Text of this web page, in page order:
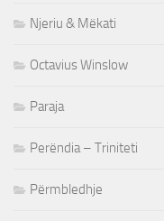
Njeriu & Mëkati
Octavius Winslow
Paraja
Perëndia – Triniteti
Përmbledhje